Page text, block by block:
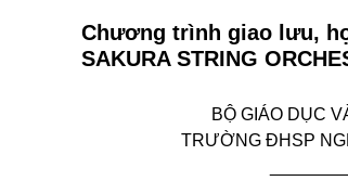
Chương trình giao lưu,
SAKURA STRING
BỘ GIÁO DỤC
TRƯỜNG ĐHSP